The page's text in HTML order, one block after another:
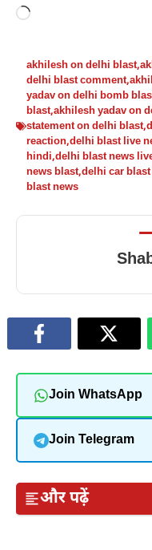
Loading…
akhilesh on delhi blast,
delhi blast comment,
yadav on delhi bomb
blast,akhilesh yadav on
statement on delhi blast,
reaction,delhi blast live
hindi,delhi blast news
news blast,delhi car
blast news
Join WhatsApp
Join Telegram
और पढ़ें